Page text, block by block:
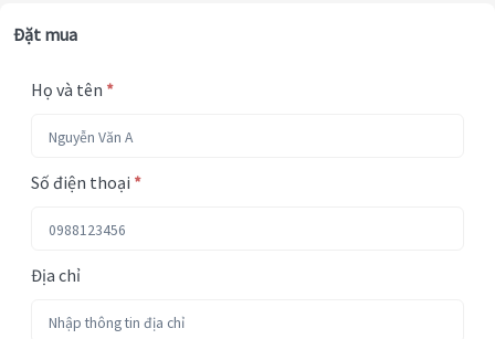
Đặt mua
Họ và tên *
Số điện thoại *
Địa chỉ